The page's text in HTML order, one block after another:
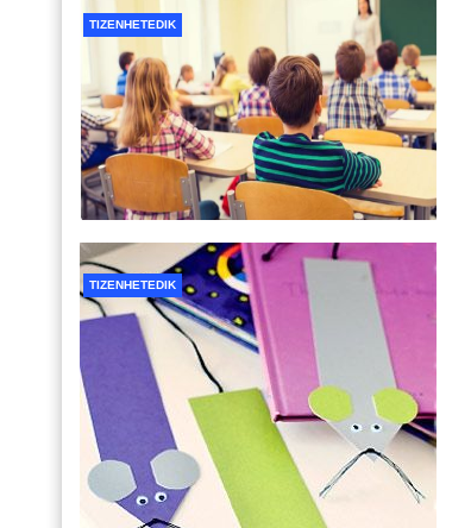
TIZENHETEDIK
TIZENHETEDIK